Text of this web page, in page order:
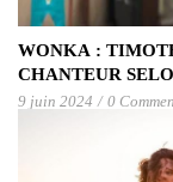
WONKA :
CHANTEUR
9 juin 2024 / 0